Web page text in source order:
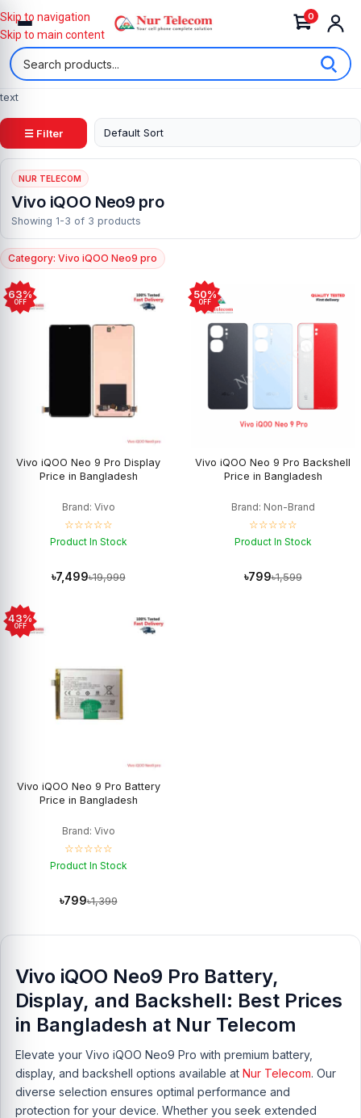
0
Skip to navigation
Skip to main content
text
☰ Filter
NUR TELECOM
Vivo iQOO Neo9 pro
Showing 1-3 of 3 products
Category: Vivo iQOO Neo9 pro
63%
OFF
Vivo iQOO Neo 9 Pro Display
Price in Bangladesh
Brand: Vivo
☆☆☆☆☆
Product In Stock
৳7,499৳19,999
50%
OFF
Vivo iQOO Neo 9 Pro Backshell
Price in Bangladesh
Brand: Non-Brand
☆☆☆☆☆
Product In Stock
৳799৳1,599
43%
OFF
Vivo iQOO Neo 9 Pro Battery
Price in Bangladesh
Brand: Vivo
☆☆☆☆☆
Product In Stock
৳799৳1,399
Vivo iQOO Neo9 Pro Battery,
Display, and Backshell: Best Prices
in Bangladesh at Nur Telecom
Elevate your Vivo iQOO Neo9 Pro with premium battery,
display, and backshell options available at Nur Telecom. Our
diverse selection ensures optimal performance and
protection for your device. Whether you seek extended